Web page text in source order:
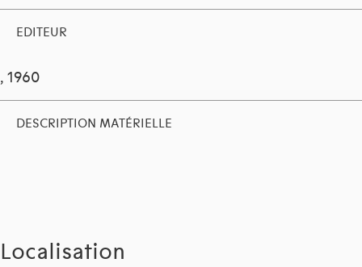
EDITEUR
, 1960
DESCRIPTION MATÉRIELLE
Localisation